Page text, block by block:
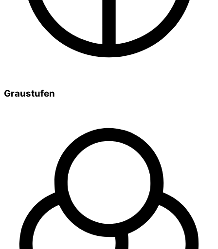
Graustufen